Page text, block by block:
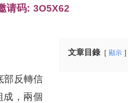
请码: 3O5X62
文章目錄 顯示
部反轉信
，兩個